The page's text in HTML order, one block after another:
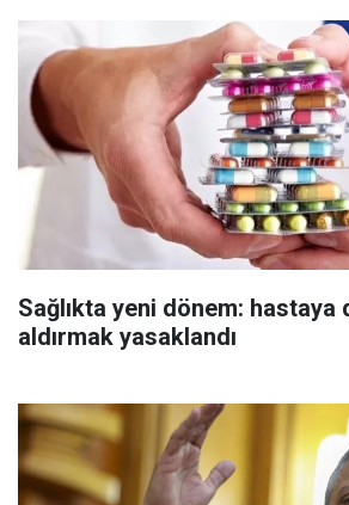
Sağlıkta yeni dönem: hastaya
aldırmak yasaklandı